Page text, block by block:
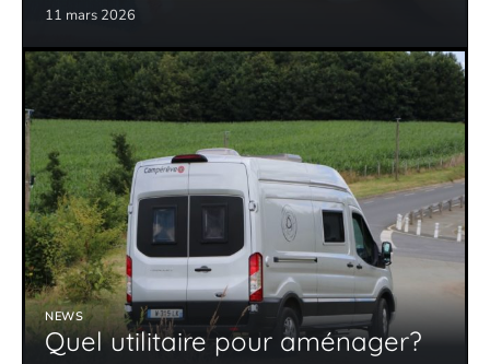
11 mars 2026
NEWS
Quel utilitaire pour aménager?